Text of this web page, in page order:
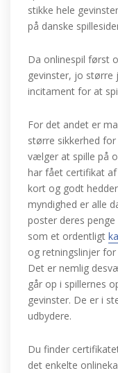
stikke hele
på danske
Da onlinespil først
gevinster, jo større
incitament for at
For det andet er
større sikkerhed
vælger at spille på
har fået certifikat
kort og godt
myndighed er alle
poster deres
som et ordentligt
og retningslinjer
Det er nemlig
går op i spillernes
gevinster. De er i
udbydere.
Du finder
det enkelte